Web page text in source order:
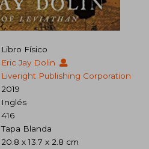
Libro Físico
Eric Jay Dolin
Liveright Publishing Corporation
2019
Inglés
416
Tapa Blanda
20.8 x 13.7 x 2.8 cm